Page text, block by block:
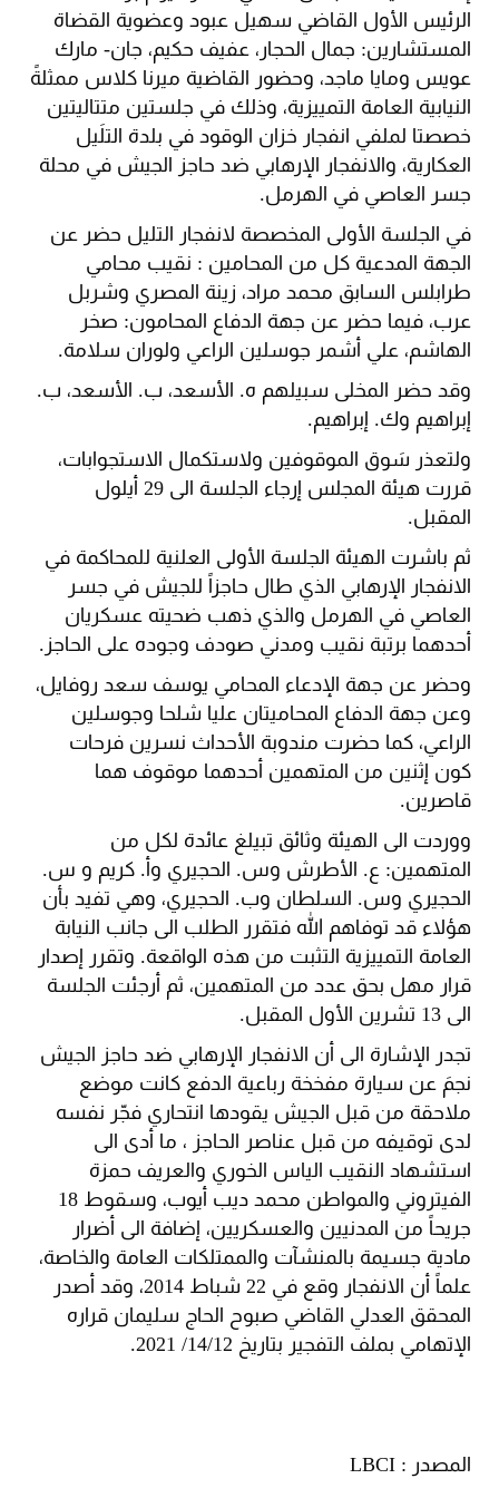
الرئيس الأول القاضي سهيل عبود وعضوية القضاة
المستشارين: جمال الحجار، عفيف حكيم، جان- مارك
عويس ومايا ماجد، وحضور القاضية ميرنا كلاس ممثلةً
النيابية العامة التمييزية، وذلك في جلستين متتاليتين
خصصتا لملفي انفجار خزان الوقود في بلدة التلَيل
العكارية، والانفجار الإرهابي ضد حاجز الجيش في محلة
جسر العاصي في الهرمل.
في الجلسة الأولى المخصصة لانفجار التليل حضر عن
الجهة المدعية كل من المحامين : نقيب محامي
طرابلس السابق محمد مراد، زينة المصري وشربل
عرب، فيما حضر عن جهة الدفاع المحامون: صخر
الهاشم، علي أشمر جوسلين الراعي ولوران سلامة.
وقد حضر المخلى سبيلهم ه. الأسعد، ب. الأسعد، ب.
إبراهيم وك. إبراهيم.
ولتعذر سَوق الموقوفين ولاستكمال الاستجوابات،
قررت هيئة المجلس إرجاء الجلسة الى 29 أيلول
المقبل.
ثم باشرت الهيئة الجلسة الأولى العلنية للمحاكمة في
الانفجار الإرهابي الذي طال حاجزاً للجيش في جسر
العاصي في الهرمل والذي ذهب ضحيته عسكريان
أحدهما برتبة نقيب ومدني صودف وجوده على الحاجز.
وحضر عن جهة الإدعاء المحامي يوسف سعد روفايل،
وعن جهة الدفاع المحاميتان عليا شلحا وجوسلين
الراعي، كما حضرت مندوبة الأحداث نسرين فرحات
كون إثنين من المتهمين أحدهما موقوف هما
قاصرين.
ووردت الى الهيئة وثائق تبيلغ عائدة لكل من
المتهمين: ع. الأطرش وس. الحجيري وأ. كريم و س.
الحجيري وس. السلطان وب. الحجيري، وهي تفيد بأن
هؤلاء قد توفاهم الله فتقرر الطلب الى جانب النيابة
العامة التمييزية التثبت من هذه الواقعة. وتقرر إصدار
قرار مهل بحق عدد من المتهمين، ثم أرجئت الجلسة
الى 13 تشرين الأول المقبل.
تجدر الإشارة الى أن الانفجار الإرهابي ضد حاجز الجيش
نجمَ عن سيارة مفخخة رباعية الدفع كانت موضع
ملاحقة من قبل الجيش يقودها انتحاري فجّر نفسه
لدى توقيفه من قبل عناصر الحاجز ، ما أدى الى
استشهاد النقيب الياس الخوري والعريف حمزة
الفيتروني والمواطن محمد ديب أيوب، وسقوط 18
جريحاً من المدنيين والعسكريين، إضافة الى أضرار
مادية جسيمة بالمنشآت والممتلكات العامة والخاصة،
علماً أن الانفجار وقع في 22 شباط 2014، وقد أصدر
المحقق العدلي القاضي صبوح الحاج سليمان قراره
الإتهامي بملف التفجير بتاريخ 14/12/ 2021.
المصدر : LBCI